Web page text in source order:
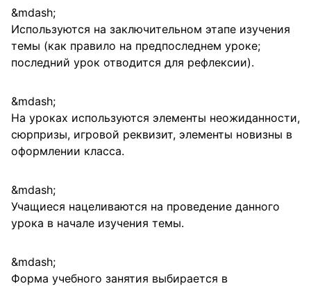
Используются на заключительном этапе изучения
темы (как правило на предпоследнем уроке;
последний урок отводится для рефлексии).
На уроках используются элементы неожиданности,
сюрпризы, игровой реквизит, элементы новизны в
оформлении класса.
Учащиеся нацеливаются на проведение данного
урока в начале изучения темы.
Форма учебного занятия выбирается в